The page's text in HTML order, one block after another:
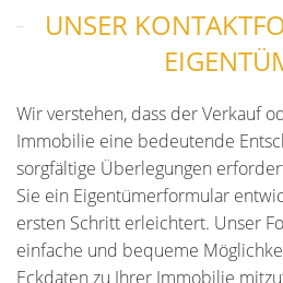
UNSER
Wir verstehen, dass der Verkauf
Immobilie eine bedeutende
sorgfältige Überlegungen
Sie ein Eigentümerformular
ersten Schritt erleichtert. Unser
einfache und bequeme
Eckdaten zu Ihrer Immobilie